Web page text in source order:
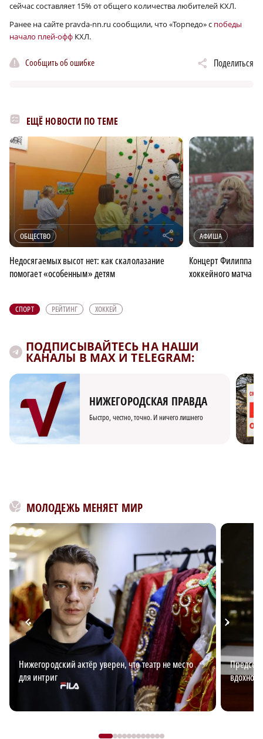
сейчас составляет 15% от общего количества любителей КХЛ.
Ранее на сайте pravda-nn.ru сообщили, что «Торпедо» с победы
начало плей-офф КХЛ.
Сообщить об ошибке Поделиться
ЕЩЁ НОВОСТИ ПО ТЕМЕ
ОБЩЕСТВО r
Недосягаемых высот нет: как скалолазание
помогает «особенным» детям
АФИША
Концерт Филиппа
хоккейного матча
СПОРТ РЕЙТИНГ ХОККЕЙ
ПОДПИСЫВАЙТЕСЬ НА НАШИ
КАНАЛЫ В MAX И TELEGRAM:
НИЖЕГОРОДСКАЯ ПРАВДА
Быстро, честно, точно. И ничего лишнего
МОЛОДЕЖЬ МЕНЯЕТ МИР
Нижегородский актёр уверен, что театр не место
для интриг